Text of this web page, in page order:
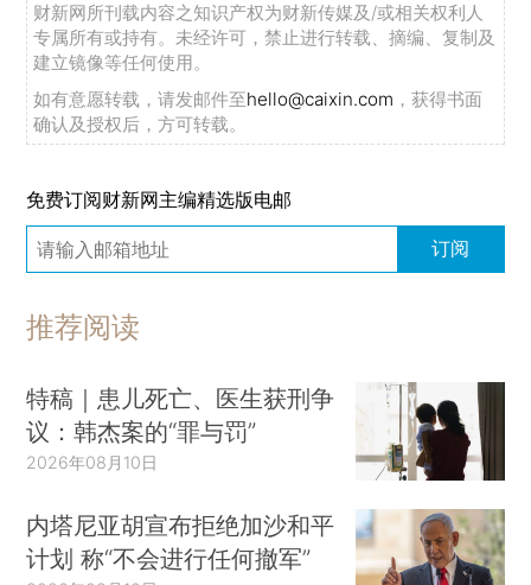
财新网所刊载内容之知识产权为财新传媒及/或相关权利人
专属所有或持有。未经许可，禁止进行转载、摘编、复制及
建立镜像等任何使用。
如有意愿转载，请发邮件至hello@caixin.com ，获得书面
确认及授权后，方可转载。
免费订阅财新网主编精选版电邮
订阅
推荐阅读
特稿｜患儿死亡、医生获刑争
议：韩杰案的“罪与罚”
2026年08月10日
内塔尼亚胡宣布拒绝加沙和平
计划 称“不会进行任何撤军”